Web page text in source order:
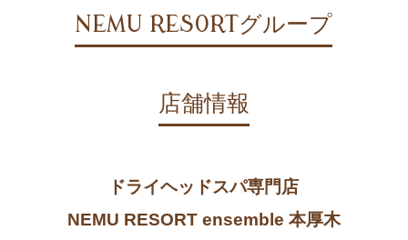
NEMU RESORTグループ
店舗情報
ドライヘッドスパ専門店
NEMU RESORT ensemble 本厚木